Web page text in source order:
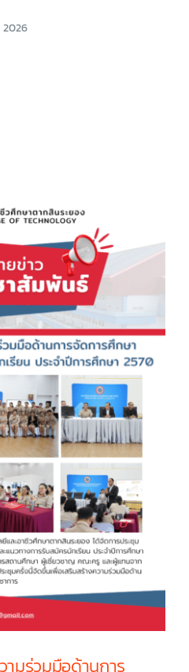
ามร่วมมือด้านการ